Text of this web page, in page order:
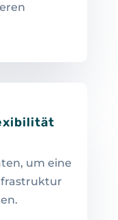
um eine